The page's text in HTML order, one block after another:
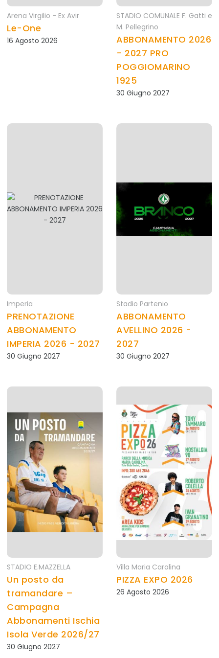
Arena Virgilio - Ex Avir
Le-One
16 Agosto 2026
STADIO COMUNALE F. Gatti e
M. Pellegrino
ABBONAMENTO 2026
- 2027 PRO
POGGIOMARINO
1925
30 Giugno 2027
Imperia
PRENOTAZIONE
ABBONAMENTO
IMPERIA 2026 - 2027
30 Giugno 2027
Stadio Partenio
ABBONAMENTO
AVELLINO 2026 -
2027
30 Giugno 2027
STADIO E.MAZZELLA
Un posto da
tramandare –
Campagna
Abbonamenti Ischia
Isola Verde 2026/27
30 Giugno 2027
Villa Maria Carolina
PIZZA EXPO 2026
26 Agosto 2026